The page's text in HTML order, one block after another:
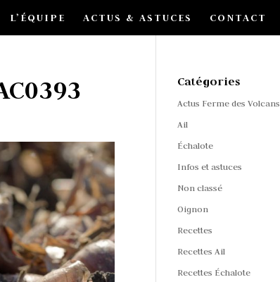
L’ÉQUIPE ACTUS & ASTUCES CONTACT
Catégories
Actus Ferme des Volcans
Ail
Échalote
Infos et astuces
Non classé
Oignon
Recettes
Recettes Ail
Recettes Échalote